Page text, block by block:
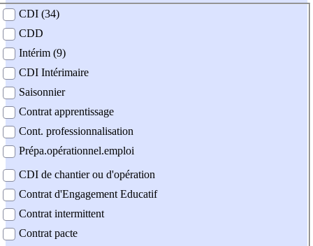
contrat
CDI (34)
CDD
Intérim (9)
CDI Intérimaire
Saisonnier
Contrat apprentissage
Cont. professionnalisation
Prépa.opérationnel.emploi
CDI de chantier ou d'opération
Contrat d'Engagement Educatif
Contrat intermittent
Contrat pacte